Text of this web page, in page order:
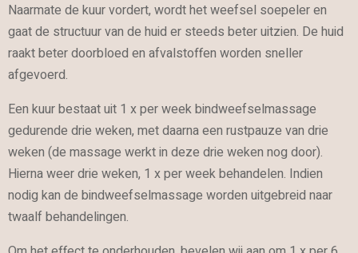
Naarmate de kuur vordert, wordt het weefsel soepeler en
gaat de structuur van de huid er steeds beter uitzien. De huid
raakt beter doorbloed en afvalstoffen worden sneller
afgevoerd.
Een kuur bestaat uit 1 x per week bindweefselmassage
gedurende drie weken, met daarna een rustpauze van drie
weken (de massage werkt in deze drie weken nog door).
Hierna weer drie weken, 1 x per week behandelen. Indien
nodig kan de bindweefselmassage worden uitgebreid naar
twaalf behandelingen.